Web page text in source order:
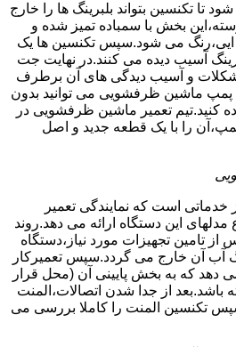
تا تکنسین بتواند بلبرینگ ها را خارج
بخش با سمباده تمیز شده و
می شود.سپس تکنسین ها یک
آسیب دیده می کنند.در نهایت جت
و آسیب دیدگی های آن برطرف
ماشین ظرفشویی می توانید بدون
کنید.تیم تعمیر ماشین ظرفشویی در
را با یک قطعه جدید و اصل
خدماتی است که نمایندگی تعمیر
این دستگاه ارائه می دهد.روند
تامین تجهیزات مورد نیاز،دستگاه
آب آن خارج می گردد.سپس تعمیرکار
دهد که به بخش پایینی آن (محل قرار
از جدا شدن اتصالات،المنت
تکنسین المنت را کاملا بررسی می